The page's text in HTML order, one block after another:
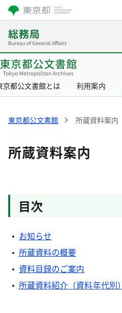
京都公文書館とは 利用案内
東京都公文書館 所蔵資料案内
所蔵資料案内
目次
お知らせ
所蔵資料の概要
資料目録のご案内
所蔵資料紹介（資料年代別）